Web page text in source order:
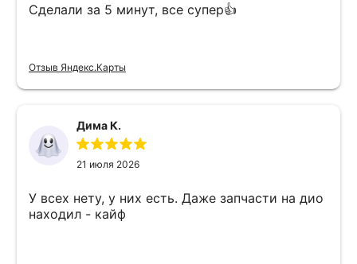
Сделали за 5 минут, все супер👍
Отзыв Яндекс.Карты
Дима К.
21 июля 2026
У всех нету, у них есть. Даже запчасти на дио
находил - кайф